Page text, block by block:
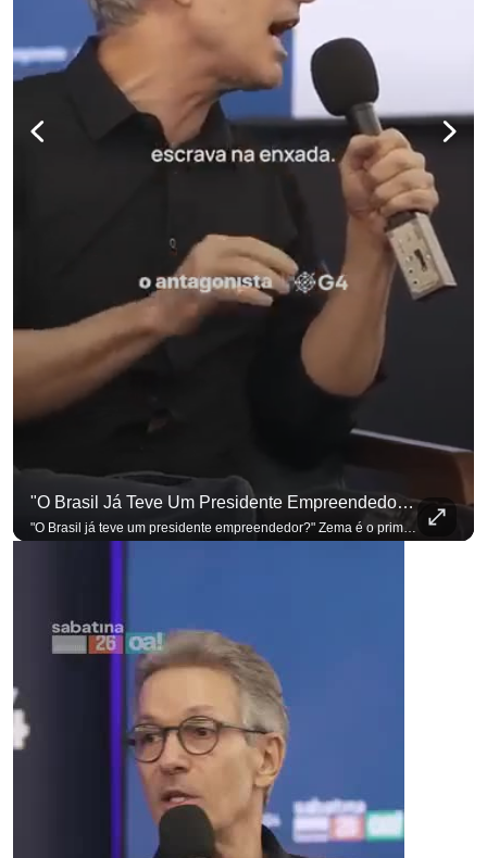
"O Brasil Já Teve Um Presidente Empreendedor?"
"O Brasil já teve um presidente empreendedor?" Zema é o primeiro a sentar na cadeira. Outros três presidenciáveis ainda vão passar por ela. A Sabatina Presidencial está no ar, com perguntas que vieram de uma pesquisa inédita com empresários. Acompanhe AO VIVO no YouTube do G4 Business. Se você busca informação com credibilidade, inscreva-se agora e ative o